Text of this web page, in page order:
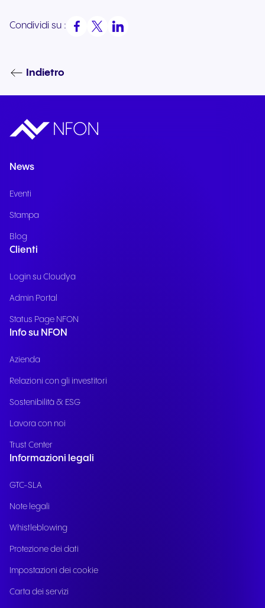
Condividi su :
Indietro
News
Eventi
Stampa
Blog
Clienti
Login su Cloudya
Admin Portal
Status Page NFON
Info su NFON
Azienda
Relazioni con gli investitori
Sostenibilità & ESG
Lavora con noi
Trust Center
Informazioni legali
GTC-SLA
Note legali
Whistleblowing
Protezione dei dati
Impostazioni dei cookie
Carta dei servizi